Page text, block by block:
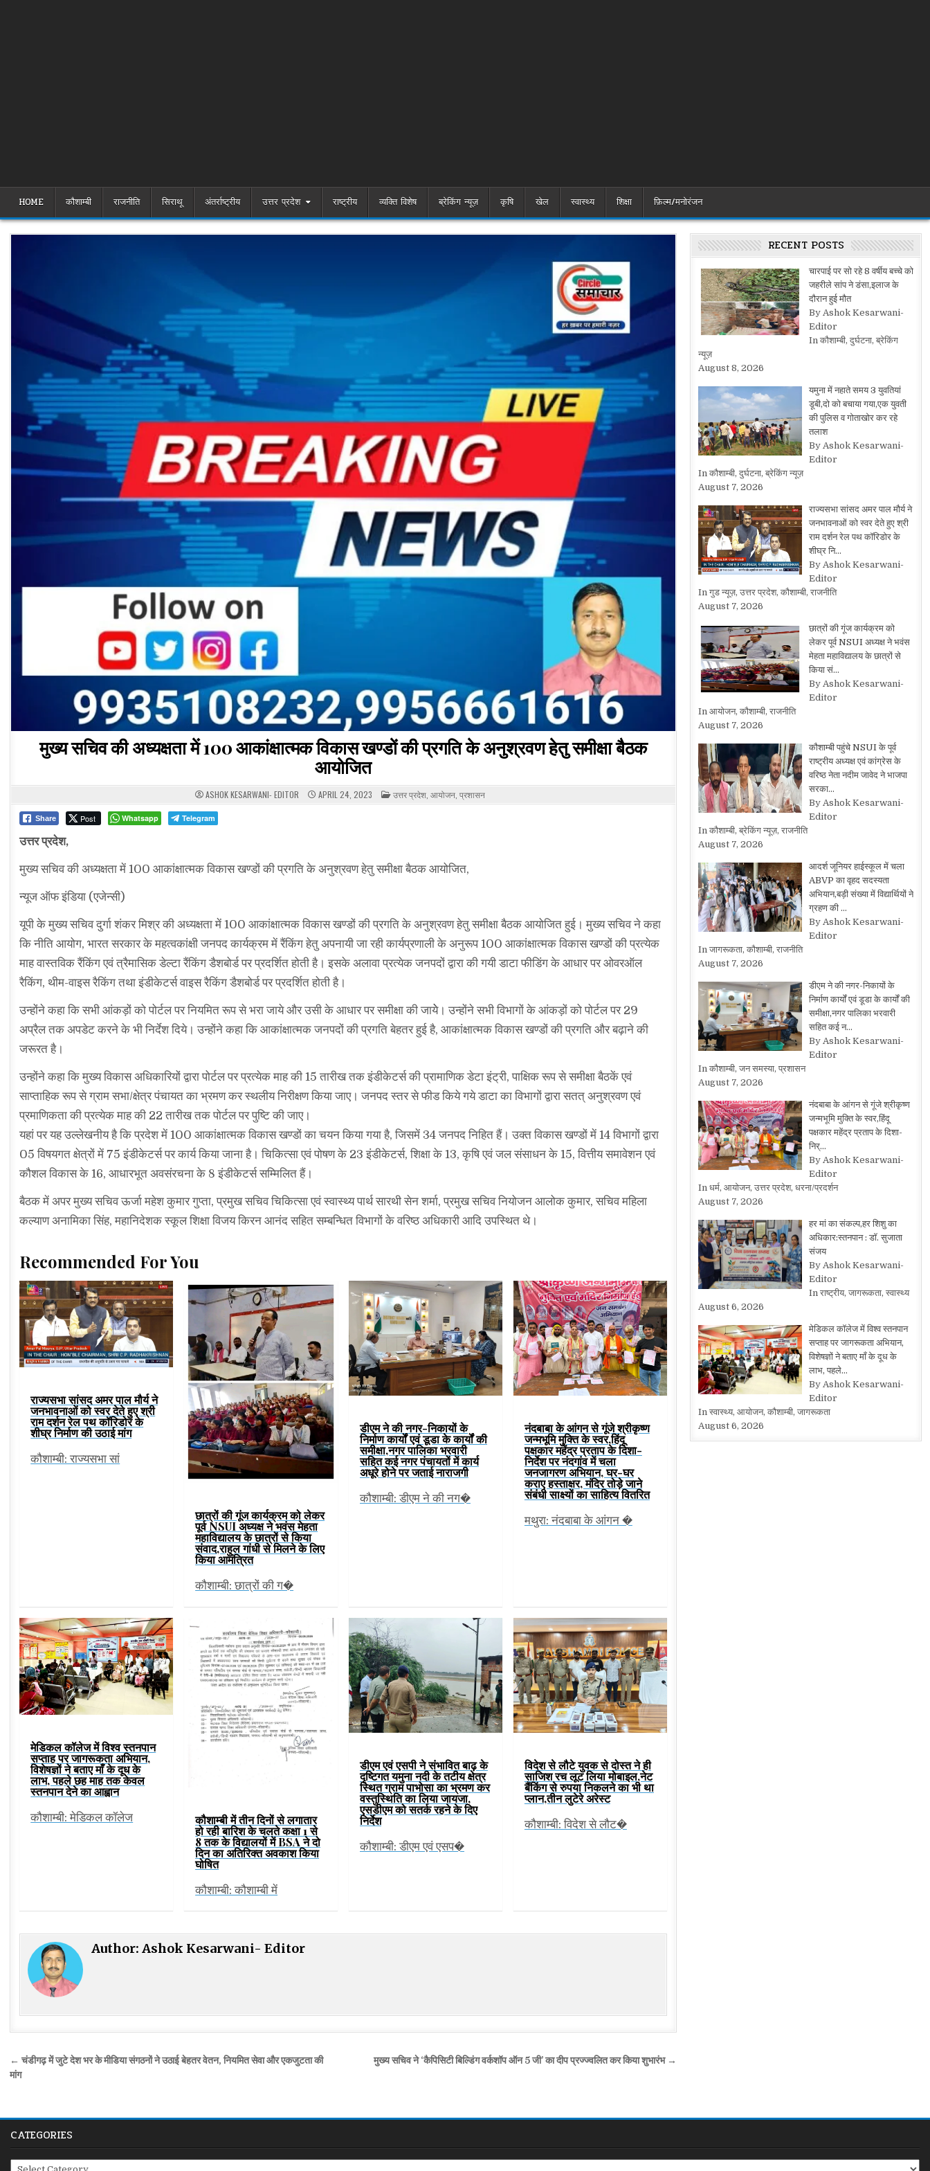
HOME कौशाम्बी राजनीति सिराथू अंतर्राष्ट्रीय उत्तर प्रदेश राष्ट्रीय व्यक्ति विशेष ब्रेकिंग न्यूज़ कृषि खेल स्वास्थ्य शिक्षा फ़िल्म/मनोरंजन
मुख्य सचिव की अध्यक्षता में 100 आकांक्षात्मक विकास खण्डों की प्रगति के अनुश्रवण हेतु समीक्षा बैठक
आयोजित
ASHOK KESARWANI- EDITOR APRIL 24, 2023 POSTED
IN
उत्तर प्रदेश, आयोजन, प्रशासन
Share Post Whatsapp Telegram
उत्तर प्रदेश,
मुख्य सचिव की अध्यक्षता में 100 आकांक्षात्मक विकास खण्डों की प्रगति के अनुश्रवण हेतु समीक्षा बैठक आयोजित,
न्यूज ऑफ इंडिया (एजेन्सी)
यूपी के मुख्य सचिव दुर्गा शंकर मिश्र की अध्यक्षता में 100 आकांक्षात्मक विकास खण्डों की प्रगति के अनुश्रवण हेतु समीक्षा बैठक आयोजित हुई। मुख्य सचिव ने कहा
कि नीति आयोग, भारत सरकार के महत्वकांक्षी जनपद कार्यक्रम में रैंकिंग हेतु अपनायी जा रही कार्यप्रणाली के अनुरूप 100 आकांक्षात्मक विकास खण्डों की प्रत्येक
माह वास्तविक रैंकिंग एवं त्रैमासिक डेल्टा रैंकिंग डैशबोर्ड पर प्रदर्शित होती है। इसके अलावा प्रत्येक जनपदों द्वारा की गयी डाटा फीडिंग के आधार पर ओवरऑल
रैकिंग, थीम-वाइस रैकिंग तथा इंडीकेटर्स वाइस रैकिंग डैशबोर्ड पर प्रदर्शित होती है।
उन्होंने कहा कि सभी आंकड़ों को पोर्टल पर नियमित रूप से भरा जाये और उसी के आधार पर समीक्षा की जायेे। उन्होंने सभी विभागों के आंकड़ों को पोर्टल पर 29
अप्रैल तक अपडेट करने के भी निर्देश दिये। उन्होंने कहा कि आकांक्षात्मक जनपदों की प्रगति बेहतर हुई है, आकांक्षात्मक विकास खण्डों की प्रगति और बढ़ाने की
जरूरत है।
उन्होंने कहा कि मुख्य विकास अधिकारियों द्वारा पोर्टल पर प्रत्येक माह की 15 तारीख तक इंडीकेटर्स की प्रामाणिक डेटा इंट्री, पाक्षिक रूप से समीक्षा बैठकें एवं
साप्ताहिक रूप से ग्राम सभा/क्षेत्र पंचायत का भ्रमण कर स्थलीय निरीक्षण किया जाए। जनपद स्तर से फीड किये गये डाटा का विभागों द्वारा सतत् अनुश्रवण एवं
प्रमाणिकता की प्रत्येक माह की 22 तारीख तक पोर्टल पर पुष्टि की जाए।
यहां पर यह उल्लेखनीय है कि प्रदेश में 100 आकांक्षात्मक विकास खण्डों का चयन किया गया है, जिसमें 34 जनपद निहित हैं। उक्त विकास खण्डों में 14 विभागों द्वारा
05 विषयगत क्षेत्रों में 75 इंडीकेटर्स पर कार्य किया जाना है। चिकित्सा एवं पोषण के 23 इंडीकेटर्स, शिक्षा के 13, कृषि एवं जल संसाधन के 15, वित्तीय समावेशन एवं
कौशल विकास के 16, आधारभूत अवसंरचना के 8 इंडीकेटर्स सम्मिलित हैं।
बैठक में अपर मुख्य सचिव ऊर्जा महेश कुमार गुप्ता, प्रमुख सचिव चिकित्सा एवं स्वास्थ्य पार्थ सारथी सेन शर्मा, प्रमुख सचिव नियोजन आलोक कुमार, सचिव महिला
कल्याण अनामिका सिंह, महानिदेशक स्कूल शिक्षा विजय किरन आनंद सहित सम्बन्धित विभागों के वरिष्ठ अधिकारी आदि उपस्थित थे।
Recommended For You
राज्यसभा सांसद अमर पाल मौर्य ने
जनभावनाओं को स्वर देते हुए श्री
राम दर्शन रेल पथ कॉरिडोर के
शीघ्र निर्माण की उठाई मांग
कौशाम्बी: राज्यसभा सां
छात्रों की गूंज कार्यक्रम को लेकर
पूर्व NSUI अध्यक्ष ने भवंस मेहता
महाविद्यालय के छात्रों से किया
संवाद,राहुल गांधी से मिलने के लिए
किया आमंत्रित
कौशाम्बी: छात्रों की ग�
डीएम ने की नगर-निकायों के
निर्माण कार्यों एवं डूडा के कार्यों की
समीक्षा,नगर पालिका भरवारी
सहित कई नगर पंचायतों में कार्य
अधूरे होने पर जताई नाराजगी
कौशाम्बी: डीएम ने की नग�
नंदबाबा के आंगन से गूंजे श्रीकृष्ण
जन्मभूमि मुक्ति के स्वर,हिंदू
पक्षकार महेंद्र प्रताप के दिशा-
निर्देश पर नंदगांव में चला
जनजागरण अभियान, घर-घर
कराए हस्ताक्षर, मंदिर तोड़े जाने
संबंधी साक्ष्यों का साहित्य वितरित
मथुरा: नंदबाबा के आंगन �
मेडिकल कॉलेज में विश्व स्तनपान
सप्ताह पर जागरूकता अभियान,
विशेषज्ञों ने बताए माँ के दूध के
लाभ, पहले छह माह तक केवल
स्तनपान देने का आह्वान
कौशाम्बी: मेडिकल कॉलेज कौशाम्बी में तीन दिनों से लगातार
हो रही बारिश के चलते कक्षा 1 से
8 तक के विद्यालयों में BSA ने दो
दिन का अतिरिक्त अवकाश किया
घोषित
कौशाम्बी: कौशाम्बी में
डीएम एवं एसपी ने संभावित बाढ़ के
दृष्टिगत यमुना नदी के तटीय क्षेत्र
स्थित ग्राम पाभोसा का भ्रमण कर
वस्तुस्थिति का लिया जायजा,
एसडीएम को सतर्क रहने के दिए
निर्देश
कौशाम्बी: डीएम एवं एसप�
विदेश से लौटे युवक से दोस्त ने ही
साजिश रच लूट लिया मोबाइल,नेट
बैंकिंग से रुपया निकलने का भी था
प्लान,तीन लुटेरे अरेस्ट
कौशाम्बी: विदेश से लौट�
Author:Ashok Kesarwani- Editor
Post
navigation
मुख्य सचिव ने ‘कैपिसिटी बिल्डिंग वर्कशॉप ऑन 5 जी’ का दीप प्रज्ज्वलित कर किया शुभारंभ →
← चंडीगढ़ में जुटे देश भर के मीडिया संगठनों ने उठाई बेहतर वेतन, नियमित सेवा और एकजुटता की
मांग
RECENT POSTS
चारपाई पर सो रहे 8 वर्षीय बच्चे को
जहरीले सांप ने डंसा,इलाज के
दौरान हुई मौत
By Ashok Kesarwani-
Editor
In कौशाम्बी, दुर्घटना, ब्रेकिंग
न्यूज़
August 8, 2026
यमुना में नहाते समय 3 युवतियां
डूबी,दो को बचाया गया,एक युवती
की पुलिस व गोताखोर कर रहे
तलाश
By Ashok Kesarwani-
Editor
In कौशाम्बी, दुर्घटना, ब्रेकिंग न्यूज़
August 7, 2026
राज्यसभा सांसद अमर पाल मौर्य ने
जनभावनाओं को स्वर देते हुए श्री
राम दर्शन रेल पथ कॉरिडोर के
शीघ्र नि…
By Ashok Kesarwani-
Editor
In गुड न्यूज़, उत्तर प्रदेश, कौशाम्बी, राजनीति
August 7, 2026
छात्रों की गूंज कार्यक्रम को
लेकर पूर्व NSUI अध्यक्ष ने भवंस
मेहता महाविद्यालय के छात्रों से
किया सं…
By Ashok Kesarwani-
Editor
In आयोजन, कौशाम्बी, राजनीति
August 7, 2026
कौशाम्बी पहुंचे NSUI के पूर्व
राष्ट्रीय अध्यक्ष एवं कांग्रेस के
वरिष्ठ नेता नदीम जावेद ने भाजपा
सरका…
By Ashok Kesarwani-
Editor
In कौशाम्बी, ब्रेकिंग न्यूज़, राजनीति
August 7, 2026
आदर्श जूनियर हाईस्कूल में चला
ABVP का वृहद सदस्यता
अभियान,बड़ी संख्या में विद्यार्थियों ने
ग्रहण की …
By Ashok Kesarwani-
Editor
In जागरूकता, कौशाम्बी, राजनीति
August 7, 2026
डीएम ने की नगर-निकायों के
निर्माण कार्यों एवं डूडा के कार्यों की
समीक्षा,नगर पालिका भरवारी
सहित कई न…
By Ashok Kesarwani-
Editor
In कौशाम्बी, जन समस्या, प्रशासन
August 7, 2026
नंदबाबा के आंगन से गूंजे श्रीकृष्ण
जन्मभूमि मुक्ति के स्वर,हिंदू
पक्षकार महेंद्र प्रताप के दिशा-
निर्…
By Ashok Kesarwani-
Editor
In धर्म, आयोजन, उत्तर प्रदेश, धरना/प्रदर्शन
August 7, 2026
हर मां का संकल्प,हर शिशु का
अधिकार:स्तनपान : डॉ. सुजाता
संजय
By Ashok Kesarwani-
Editor
In राष्ट्रीय, जागरूकता, स्वास्थ्य
August 6, 2026
मेडिकल कॉलेज में विश्व स्तनपान
सप्ताह पर जागरूकता अभियान,
विशेषज्ञों ने बताए माँ के दूध के
लाभ, पहले…
By Ashok Kesarwani-
Editor
In स्वास्थ्य, आयोजन, कौशाम्बी, जागरूकता
August 6, 2026
CATEGORIES
Categories